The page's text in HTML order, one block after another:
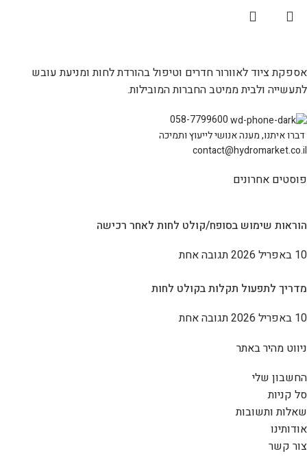
אספקת ציוד לאוורור חדרים וטיפול בהורדת לחות ומניעת עובש
לתעשייה ולבית ממיטב החברות המובילות.
058-7799600
דברו איתנו, מענה אנושי לייעוץ ותמיכה
contact@hydromarket.co.il
פוסטים אחרונים
הוראות שימוש בסופח/קולט לחות לאחר רכישה
10 באפריל 2026
תגובה אחת
מדריך לתפעול תקלות בקולט לחות
10 באפריל 2026
תגובה אחת
ניווט מהיר באתר
החשבון שלי
סל קניות
שאלות ותשובות
אודותינו
צור קשר